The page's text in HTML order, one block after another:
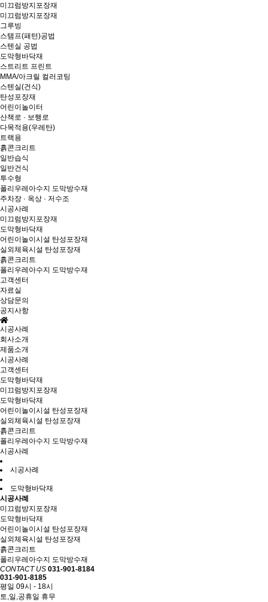
미끄럼방지포장재
미끄럼방지포장재
그루빙
스탬프(패턴)공법
스텐실 공법
도막형바닥재
스트리트 프린트
MMA/아크릴 컬러코팅
스텐실(건식)
탄성포장재
어린이놀이터
산책로 · 보행로
다목적용(우레탄)
트랙용
흙콘크리트
일반습식
일반건식
투수형
폴리우레아수지 도막방수재
주차장 · 옥상 · 저수조
시공사례
미끄럼방지포장재
도막형바닥재
어린이놀이시설 탄성포장재
실외체육시설 탄성포장재
흙콘크리트
폴리우레아수지 도막방수재
고객센터
자료실
상담문의
공지사항
시공사례
회사소개
제품소개
시공사례
고객센터
도막형바닥재
미끄럼방지포장재
도막형바닥재
어린이놀이시설 탄성포장재
실외체육시설 탄성포장재
흙콘크리트
폴리우레아수지 도막방수재
시공사례
시공사례
도막형바닥재
시공사례
미끄럼방지포장재
도막형바닥재
어린이놀이시설 탄성포장재
실외체육시설 탄성포장재
흙콘크리트
폴리우레아수지 도막방수재
CONTACT US 031-901-8184
031-901-8185
평일 09시 - 18시
토,일,공휴일 휴무